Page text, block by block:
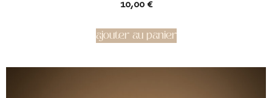
10,00 €
ajouter au panier